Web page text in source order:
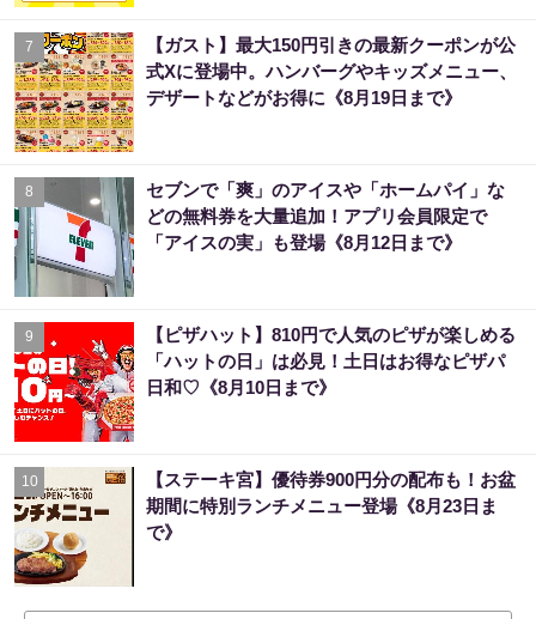
7
【ガスト】最大150円引きの最新クーポンが公
式Xに登場中。ハンバーグやキッズメニュー、
デザートなどがお得に《8月19日まで》
8
セブンで「爽」のアイスや「ホームパイ」な
どの無料券を大量追加！アプリ会員限定で
「アイスの実」も登場《8月12日まで》
9
【ピザハット】810円で人気のピザが楽しめる
「ハットの日」は必見！土日はお得なピザパ
日和♡《8月10日まで》
10
【ステーキ宮】優待券900円分の配布も！お盆
期間に特別ランチメニュー登場《8月23日ま
で》